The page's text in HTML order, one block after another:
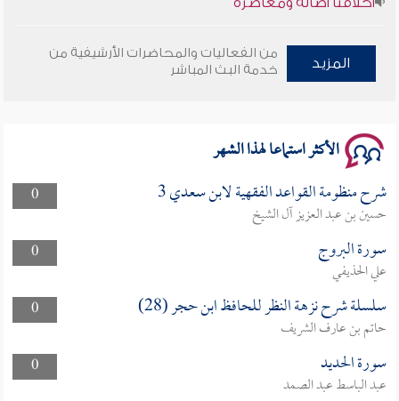
سلسلة محاضرات نفحات رمضانية 1444هـ
المزيد
من الفعاليات والمحاضرات الأرشيفية من
خدمة البث المباشر
الأكثر استماعا لهذا الشهر
0 شرح منظومة القواعد الفقهية لابن سعدي 3
حسين بن عبد العزيز آل الشيخ
0
سورة البروج
علي الحذيفي
0
سلسلة شرح نزهة النظر للحافظ ابن حجر (28)
حاتم بن عارف الشريف
0
سورة الحديد
عبد الباسط عبد الصمد